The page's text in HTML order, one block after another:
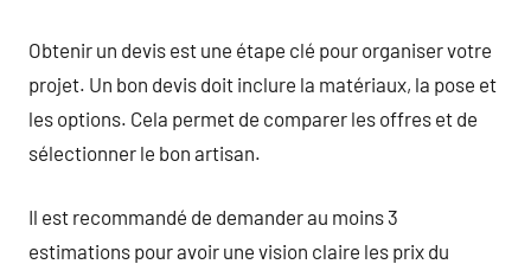
Obtenir un devis est une étape clé pour organiser votre
projet. Un bon devis doit inclure la matériaux, la pose et
les options. Cela permet de comparer les offres et de
sélectionner le bon artisan.
Il est recommandé de demander au moins 3
estimations pour avoir une vision claire les prix du